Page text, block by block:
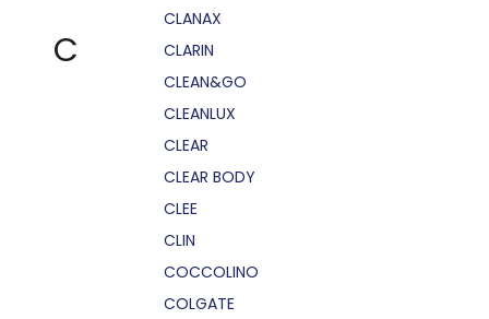
C
CLANAX
CLARIN
CLEAN&GO
CLEANLUX
CLEAR
CLEAR BODY
CLEE
CLIN
COCCOLINO
COLGATE